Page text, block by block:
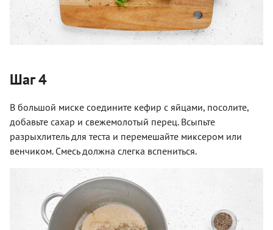
Шаг 4
В большой миске соедините кефир с яйцами, посолите,
добавьте сахар и свежемолотый перец. Всыпьте
разрыхлитель для теста и перемешайте миксером или
венчиком. Смесь должна слегка вспениться.